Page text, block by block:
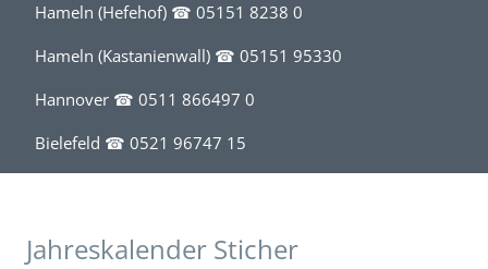
Hameln (Hefehof) ☎ 05151 8238 0
Hameln (Kastanienwall) ☎ 05151 95330
Hannover ☎ 0511 866497 0
Bielefeld ☎ 0521 96747 15
Jahreskalender Sticher
Lohnbuchhaltung
Existenzgründung
Akademische Heilberufe
Team